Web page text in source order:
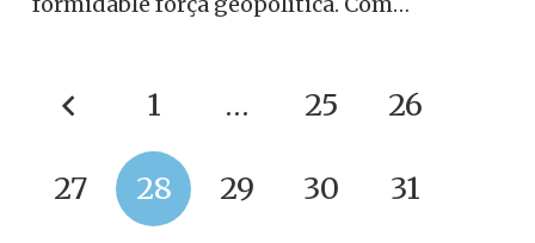
1 … 25 26
27 28 29 30 31